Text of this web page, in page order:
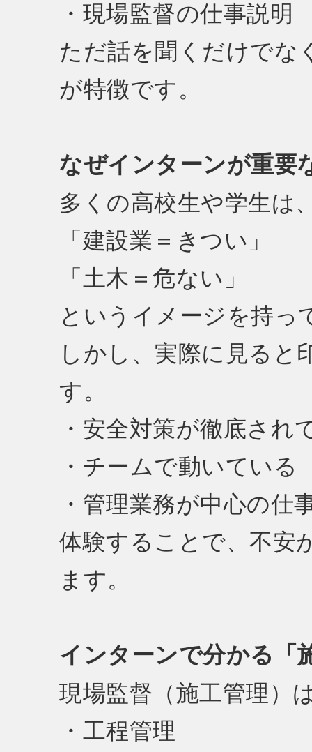
・現場監督の仕事説明
ただ話を聞くだけでな
が特徴です。
なぜインターンが重要
多くの高校生や学生は
「建設業＝きつい」
「土木＝危ない」
というイメージを持っ
しかし、実際に見ると
す。
・安全対策が徹底され
・チームで動いている
・管理業務が中心の仕
体験することで、不安
ます。
インターンで分かる「
現場監督（施工管理）
・工程管理